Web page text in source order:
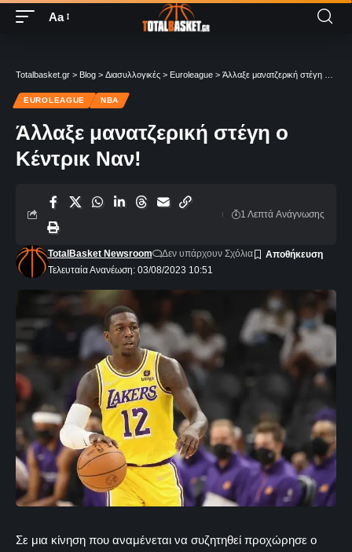
Aa
Totalbasket.gr > Blog > Διασυλλογικές > Euroleague > Άλλαξε μανατζερική στέγη ο Κέντρικ Ναν!
EUROLEAGUE NBA
Άλλαξε μανατζερική στέγη ο
Κέντρικ Ναν!
Τελευταία Ανανέωση: 03/08/2023 10:51
TotalBasket Newsroom Δεν υπάρχουν Σχόλια
1 Λεπτά Aνάγνωσης
Σε μια κίνηση που αναμένεται να συζητηθεί προχώρησε ο